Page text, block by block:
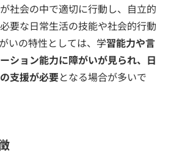
社会の中で適切に行動し、自立的
要な日常生活の技能や社会的行動
いの特性としては、学習能力や言
ション能力に障がいが見られ、日
支援が必要となる場合が多いで